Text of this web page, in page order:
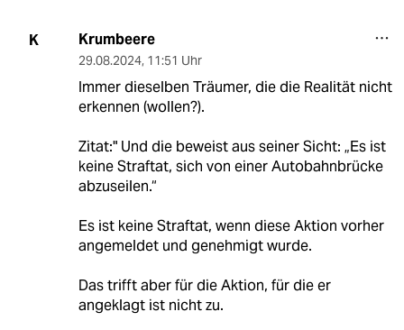
K Krumbeere
29.08.2024, 11:51 Uhr
Immer dieselben Träumer, die die Realität nicht
erkennen (wollen?).
Zitat:" Und die beweist aus seiner Sicht: „Es ist
keine Straftat, sich von einer Autobahnbrücke
abzuseilen.“
Es ist keine Straftat, wenn diese Aktion vorher
angemeldet und genehmigt wurde.
Das trifft aber für die Aktion, für die er
angeklagt ist nicht zu.